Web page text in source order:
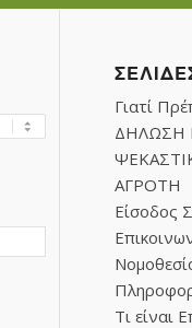
Γιατί
ΔΗΛΩΣΗ
ΑΓΡΟΤΗ
Είσοδος
Τι είναι